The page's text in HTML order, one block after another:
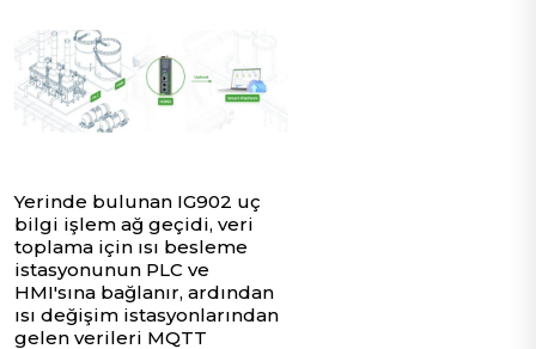
Yerinde bulunan IG902 uç
bilgi işlem ağ geçidi, veri
toplama için ısı besleme
istasyonunun PLC ve
HMI'sına bağlanır, ardından
ısı değişim istasyonlarından
gelen verileri MQTT